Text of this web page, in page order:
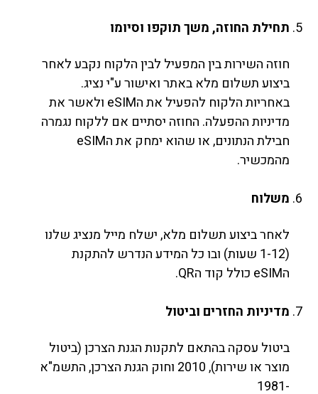
תחילת החוזה, משך תוקפו וסיומו
חוזה השירות בין המפעיל לבין הלקוח נקבע לאחר
ביצוע תשלום מלא באתר ואישור ע"י נציג.
באחריות הלקוח להפעיל את הeSIM ולאשר את
מדיניות ההפעלה. החוזה יסתיים אם ללקוח נגמרה
חבילת הנתונים, או שהוא ימחק את הeSIM
מהמכשיר.
משלוח
לאחר ביצוע תשלום מלא, ישלח מייל מנציג שלנו
(1-12 שעות) ובו כל המידע הנדרש להתקנת
הeSIM כולל קוד הQR.
מדיניות החזרים וביטול
ביטול עסקה בהתאם לתקנות הגנת הצרכן (ביטול
מוצר או שירות), 2010 וחוק הגנת הצרכן, התשמ"א
-1981